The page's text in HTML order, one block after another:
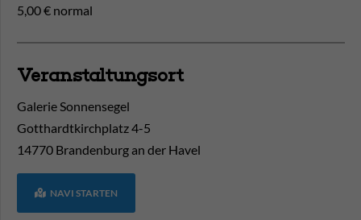
5,00 € normal
Veranstaltungsort
Galerie Sonnensegel
Gotthardtkirchplatz 4-5
14770 Brandenburg an der Havel
NAVI STARTEN